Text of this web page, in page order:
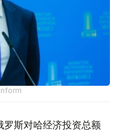
斯对哈经济投资总额